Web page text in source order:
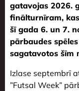
gatavojas 2026.
finālturnīram,
šī gada 6. un 7.
pārbaudes
sagatavotos šīm
Izlase septembrī
”Futsal Week”